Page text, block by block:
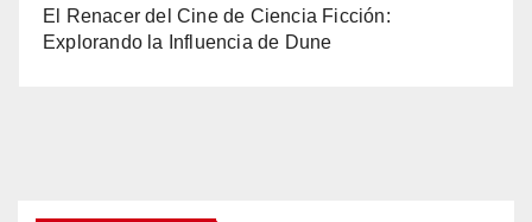
El Renacer del Cine de Ciencia Ficción:
Explorando la Influencia de Dune